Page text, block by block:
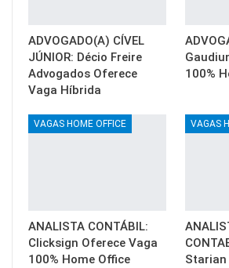
ADVOGADO(A) CÍVEL
JÚNIOR: Décio Freire
Advogados Oferece
Vaga Híbrida
100%
VAGAS HOME OFFICE
ANALISTA CONTÁBIL:
Clicksign Oferece Vaga
100% Home Office
VAGAS
Starian